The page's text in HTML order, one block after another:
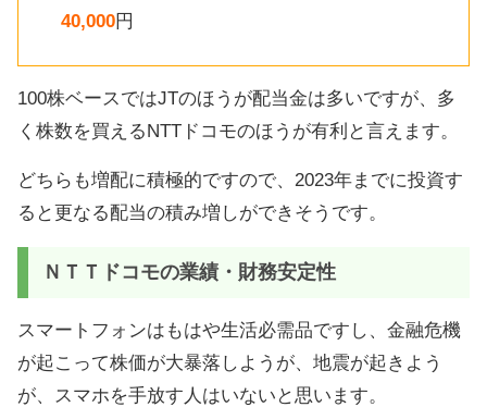
40,000円
100株ベースではJTのほうが配当金は多いですが、多
く株数を買えるNTTドコモのほうが有利と言えます。
どちらも増配に積極的ですので、2023年までに投資す
ると更なる配当の積み増しができそうです。
ＮＴＴドコモの業績・財務安定性
スマートフォンはもはや生活必需品ですし、金融危機
が起こって株価が大暴落しようが、地震が起きよう
が、スマホを手放す人はいないと思います。